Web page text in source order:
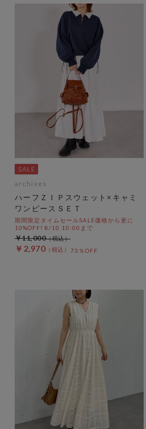
archives
ハーフＺＩＰスウェット×キャミ
ワンピースＳＥＴ
期間限定タイムセールSALE価格から更に
10%OFF! 8/10 10:00まで
￥2,970 73％OFF
￥11,000